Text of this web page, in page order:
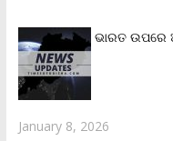
ଭାରତ ଉପରେ
January 8, 2026